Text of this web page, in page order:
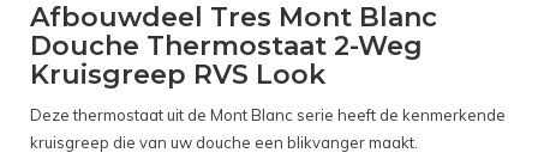
Afbouwdeel Tres Mont Blanc
Douche Thermostaat 2-Weg
Kruisgreep RVS Look
Deze thermostaat uit de Mont Blanc serie heeft de kenmerkende
kruisgreep die van uw douche een blikvanger maakt.